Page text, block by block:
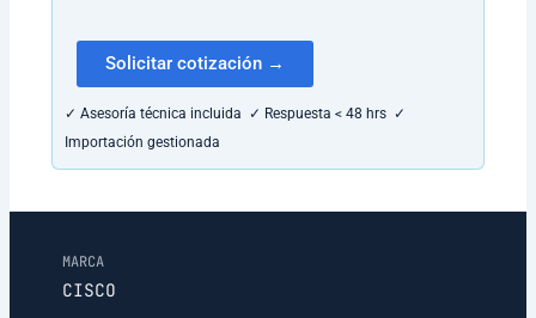
Solicitar cotización →
✓ Asesoría técnica incluida ✓ Respuesta < 48 hrs ✓
Importación gestionada
MARCA
CISCO